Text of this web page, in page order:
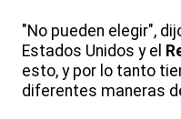
"No pueden elegir",
Estados Unidos y el
esto, y por lo tanto
diferentes maneras